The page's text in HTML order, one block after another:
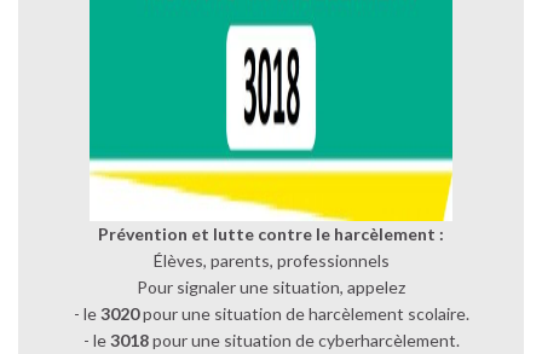
Prévention et lutte contre le harcèlement :
Élèves, parents, professionnels
Pour signaler une situation, appelez
- le3020pour une situation de harcèlement scolaire.
- le3018pour une situation de cyberharcèlement.